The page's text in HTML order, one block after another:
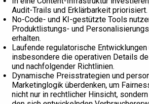
Audit-Trails und Erklärbarkeit priorisiert.
No-Code- und KI-gestützte Tools
Produktlistungs- und
erhalten.
Laufende regulatorische Entwicklungen
insbesondere die operativen Details
und nachfolgender Richtlinien.
Dynamische Preisstrategien und
Marketinglogik überdenken, um
nicht nur in rechtlicher Hinsicht,